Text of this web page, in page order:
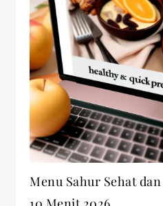
Menu Sahur Sehat